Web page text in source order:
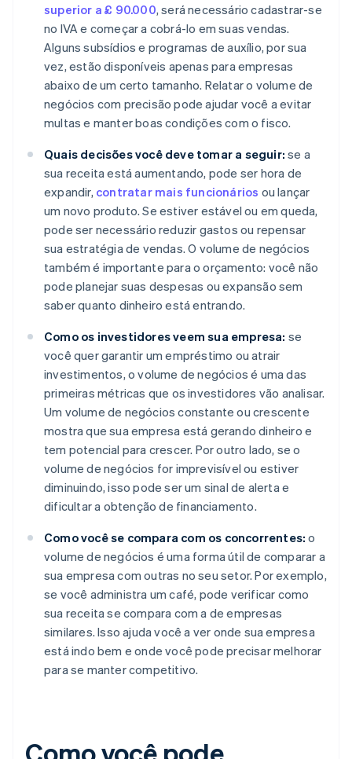
superior a £ 90.000, será necessário cadastrar-se
no IVA e começar a cobrá-lo em suas vendas.
Alguns subsídios e programas de auxílio, por sua
vez, estão disponíveis apenas para empresas
abaixo de um certo tamanho. Relatar o volume de
negócios com precisão pode ajudar você a evitar
multas e manter boas condições com o fisco.
Quais decisões você deve tomar a seguir: se a
sua receita está aumentando, pode ser hora de
expandir, contratar mais funcionários ou lançar
um novo produto. Se estiver estável ou em queda,
pode ser necessário reduzir gastos ou repensar
sua estratégia de vendas. O volume de negócios
também é importante para o orçamento: você não
pode planejar suas despesas ou expansão sem
saber quanto dinheiro está entrando.
Como os investidores veem sua empresa: se
você quer garantir um empréstimo ou atrair
investimentos, o volume de negócios é uma das
primeiras métricas que os investidores vão analisar.
Um volume de negócios constante ou crescente
mostra que sua empresa está gerando dinheiro e
tem potencial para crescer. Por outro lado, se o
volume de negócios for imprevisível ou estiver
diminuindo, isso pode ser um sinal de alerta e
dificultar a obtenção de financiamento.
Como você se compara com os concorrentes: o
volume de negócios é uma forma útil de comparar a
sua empresa com outras no seu setor. Por exemplo,
se você administra um café, pode verificar como
sua receita se compara com a de empresas
similares. Isso ajuda você a ver onde sua empresa
está indo bem e onde você pode precisar melhorar
para se manter competitivo.